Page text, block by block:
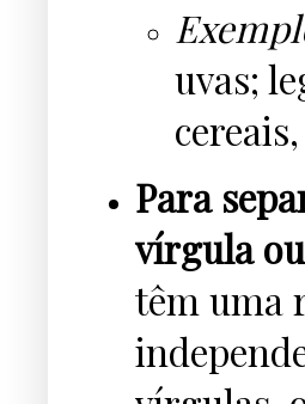
uvas;
Para
vírgula
têm uma